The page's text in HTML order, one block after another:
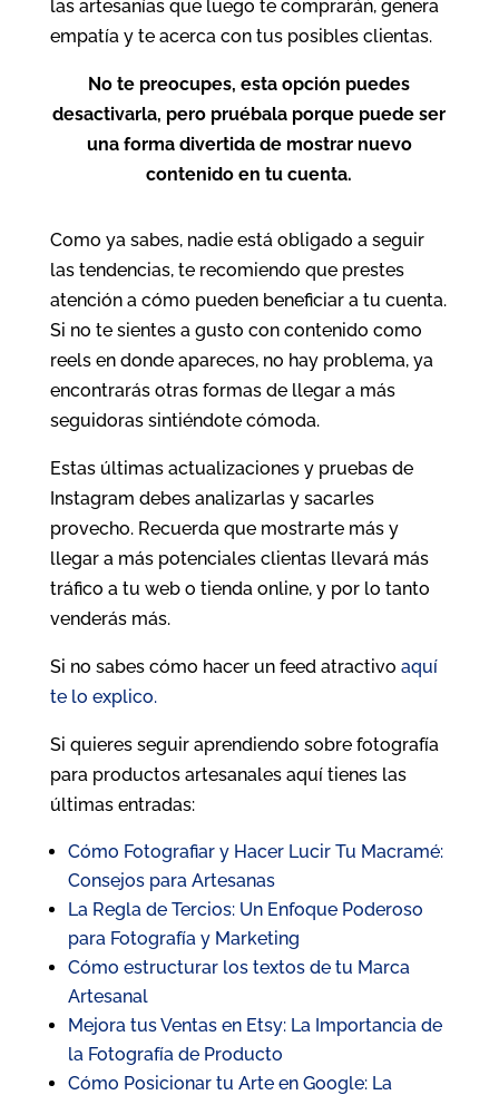
las artesanías que luego te comprarán, genera
empatía y te acerca con tus posibles clientas.
No te preocupes, esta opción puedes
desactivarla, pero pruébala porque puede ser
una forma divertida de mostrar nuevo
contenido en tu cuenta.
Como ya sabes, nadie está obligado a seguir
las tendencias, te recomiendo que prestes
atención a cómo pueden beneficiar a tu cuenta.
Si no te sientes a gusto con contenido como
reels en donde apareces, no hay problema, ya
encontrarás otras formas de llegar a más
seguidoras sintiéndote cómoda.
Estas últimas actualizaciones y pruebas de
Instagram debes analizarlas y sacarles
provecho. Recuerda que mostrarte más y
llegar a más potenciales clientas llevará más
tráfico a tu web o tienda online, y por lo tanto
venderás más.
Si no sabes cómo hacer un feed atractivo aquí
te lo explico.
Si quieres seguir aprendiendo sobre fotografía
para productos artesanales aquí tienes las
últimas entradas:
Cómo Fotografiar y Hacer Lucir Tu Macramé:
Consejos para Artesanas
La Regla de Tercios: Un Enfoque Poderoso
para Fotografía y Marketing
Cómo estructurar los textos de tu Marca
Artesanal
Mejora tus Ventas en Etsy: La Importancia de
la Fotografía de Producto
Cómo Posicionar tu Arte en Google: La